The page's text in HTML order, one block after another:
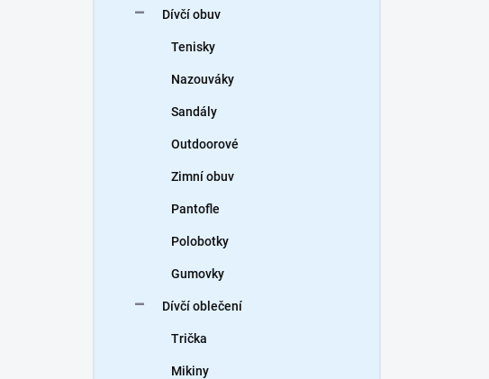
Dívčí obuv
Tenisky
Nazouváky
Sandály
Outdoorové
Zimní obuv
Pantofle
Polobotky
Gumovky
Dívčí oblečení
Trička
Mikiny